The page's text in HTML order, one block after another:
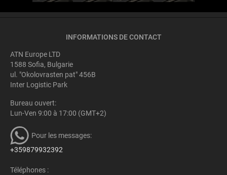
INFORMATIONS DE CONTACT
ATN Europe LTD
1588 Sofia, Bulgarie
ul. "Okolovrasten pat" 456B
Inter Logistic Park
Bureau ouvert:
Lun-Ven 9:00 à 17:00 (GMT+2)
Pour les messages:
+359879932392
Téléphones :